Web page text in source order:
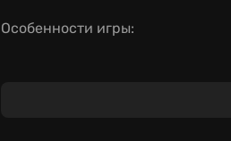
Особенности игры:
создать собственную историю